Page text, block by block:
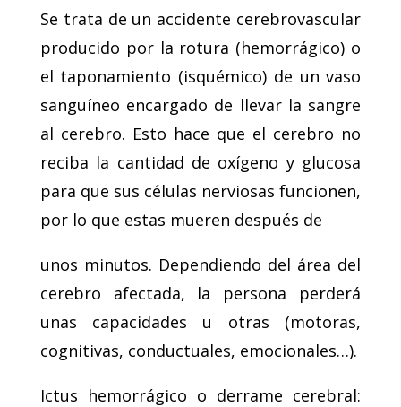
Se trata de un accidente cerebrovascular
producido por la rotura (hemorrágico) o
el taponamiento (isquémico) de un vaso
sanguíneo encargado de llevar la sangre
al cerebro. Esto hace que el cerebro no
reciba la cantidad de oxígeno y glucosa
para que sus células nerviosas funcionen,
por lo que estas mueren después de
unos minutos. Dependiendo del área del
cerebro afectada, la persona perderá
unas capacidades u otras (motoras,
cognitivas, conductuales, emocionales…).
Ictus hemorrágico o derrame cerebral: